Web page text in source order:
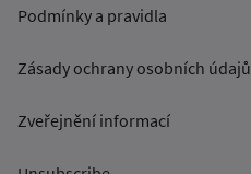
Podmínky a pravidla
Zásady ochrany osobních údajů
Zveřejnění informací